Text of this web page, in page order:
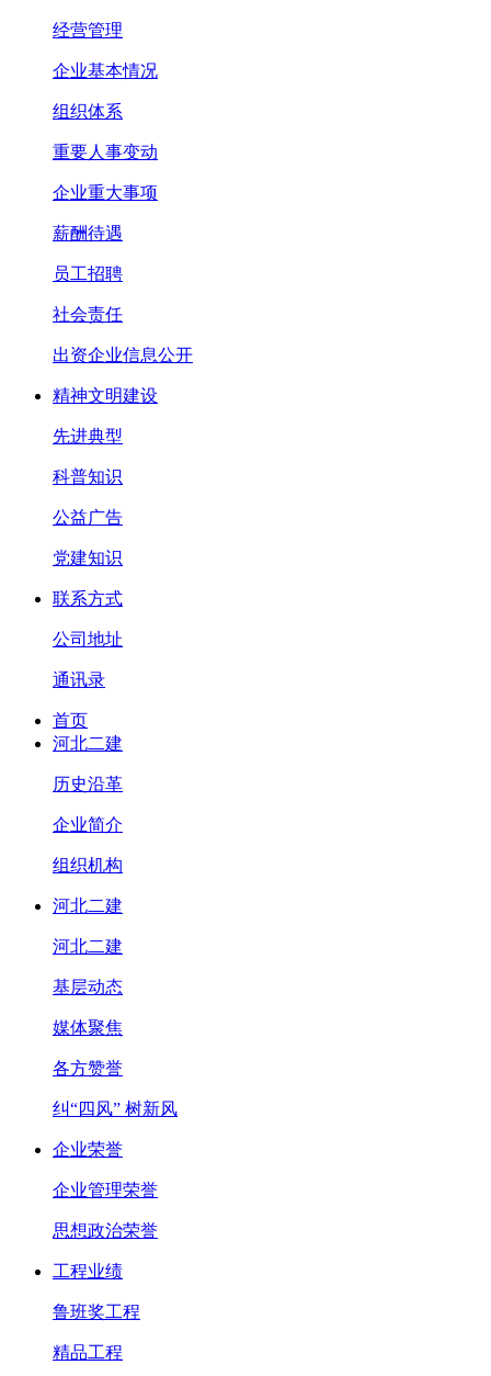
经营管理
企业基本情况
组织体系
重要人事变动
企业重大事项
薪酬待遇
员工招聘
社会责任
出资企业信息公开
精神文明建设
先进典型
科普知识
公益广告
党建知识
联系方式
公司地址
通讯录
首页
河北二建
历史沿革
企业简介
组织机构
河北二建
河北二建
基层动态
媒体聚焦
各方赞誉
纠“四风” 树新风
企业荣誉
企业管理荣誉
思想政治荣誉
工程业绩
鲁班奖工程
精品工程